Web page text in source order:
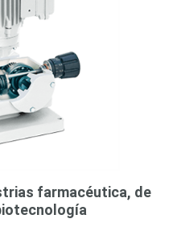
farmacéutica, de